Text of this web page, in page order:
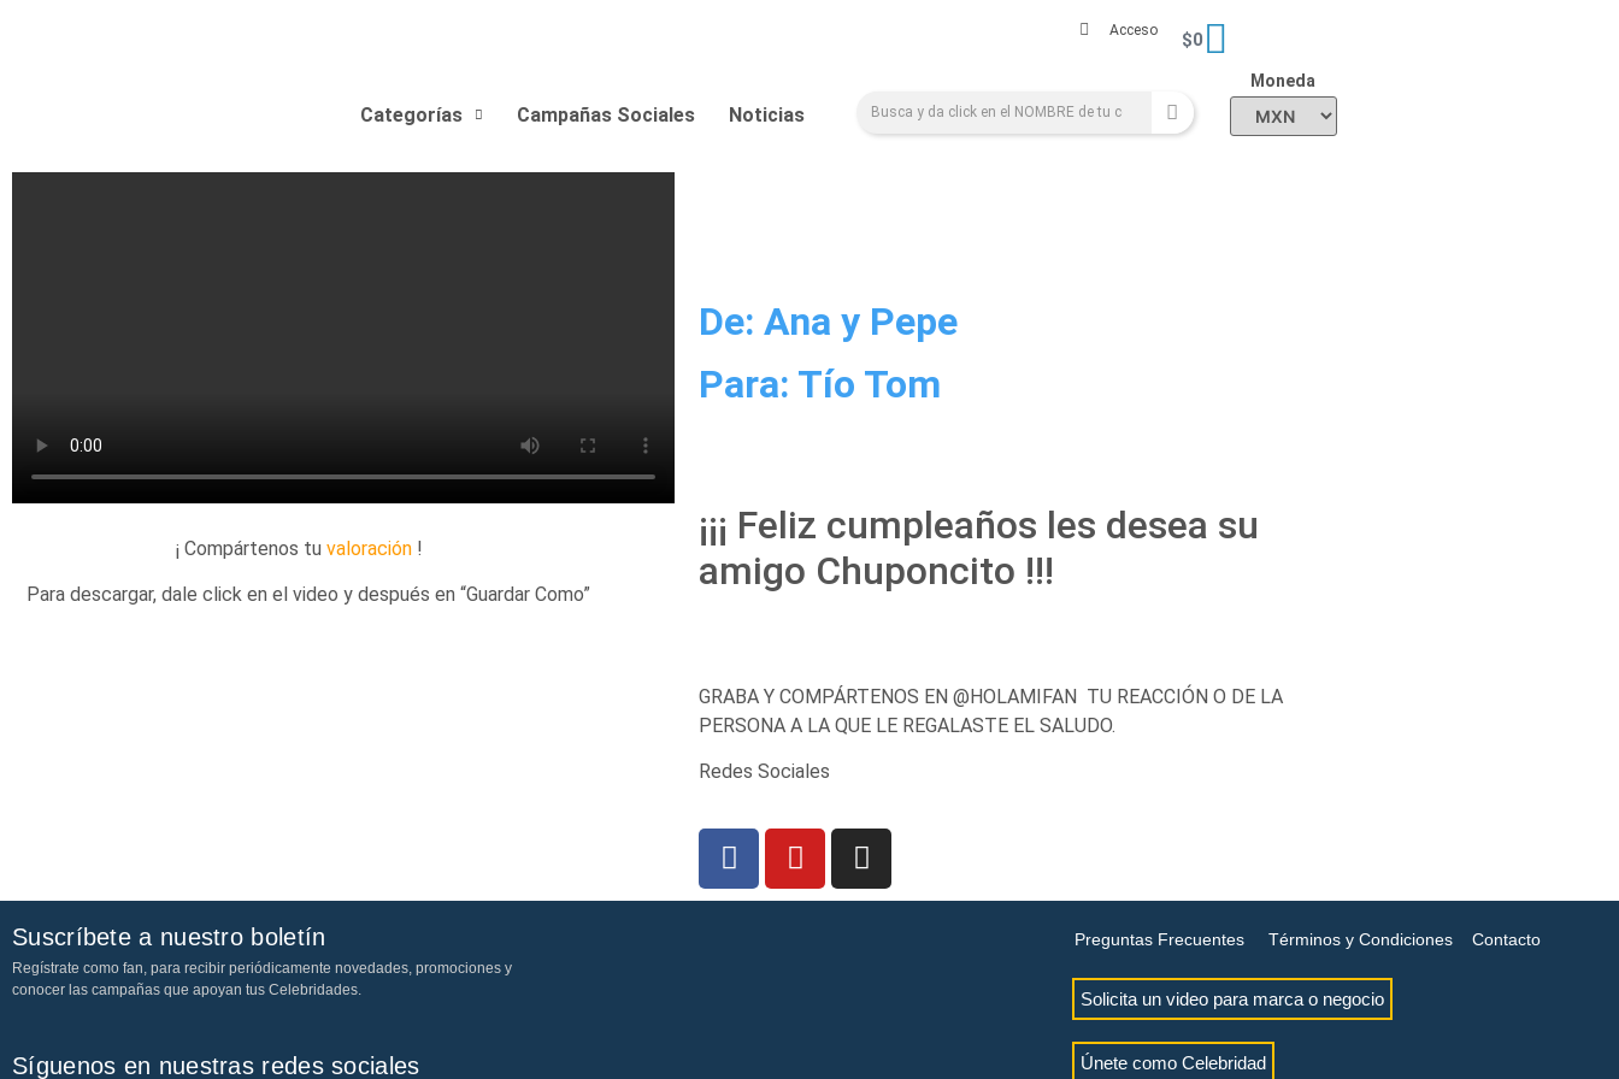
Acceso $0
Categorías Campañas Sociales Noticias
Moneda
¡ Compártenos tu valoración !
Para descargar, dale click en el video y después en “Guardar Como”
De: Ana y Pepe
Para: Tío Tom
¡¡¡ Feliz cumpleaños les desea su
amigo Chuponcito !!!
GRABA Y COMPÁRTENOS EN @HOLAMIFAN TU REACCIÓN O DE LA
PERSONA A LA QUE LE REGALASTE EL SALUDO.
Redes Sociales
Suscríbete a nuestro boletín
Regístrate como fan, para recibir periódicamente novedades, promociones y
conocer las campañas que apoyan tus Celebridades.
Síguenos en nuestras redes sociales
Preguntas Frecuentes Términos y Condiciones Contacto
Solicita un video para marca o negocio
Únete como Celebridad